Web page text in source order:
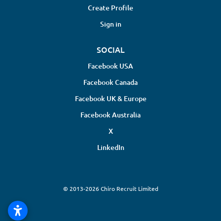
Create Profile
Sign in
SOCIAL
Facebook USA
Facebook Canada
Facebook UK & Europe
Facebook Australia
X
LinkedIn
© 2013-2026 Chiro Recruit Limited